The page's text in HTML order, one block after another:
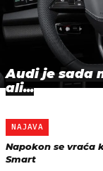
Audi je sada
ali...
NAJAVA
Napokon se vraća
Smart